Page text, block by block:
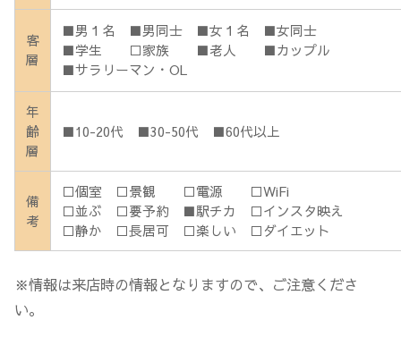
客
層
■男１名 ■男同士 ■女１名 ■女同士
■学生 □家族 ■老人 ■カップル
■サラリーマン・OL
年
齢
層
■10-20代 ■30-50代 ■60代以上
備
考
□個室 □景観 □電源 □WiFi
□並ぶ □要予約 ■駅チカ □インスタ映え
□静か □長居可 □楽しい □ダイエット
※情報は来店時の情報となりますので、ご注意くださ
い。